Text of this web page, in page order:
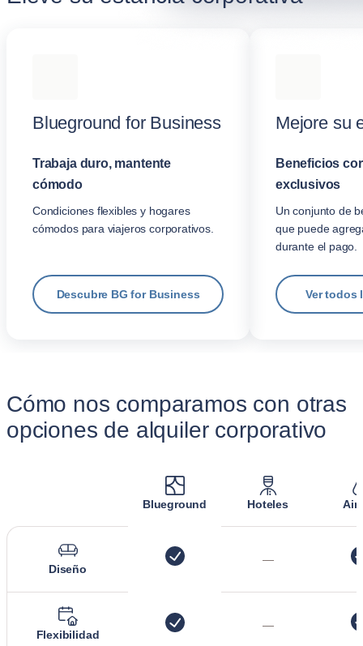
Blueground for Business
Trabaja duro, mantente
cómodo
Condiciones flexibles y hogares
cómodos para viajeros corporativos.
Descubre BG for Business
Mejore su
Beneficios
exclusivos
Un conjunto de
que puede
durante el pago.
Ver todos
Cómo nos comparamos con otras
opciones de alquiler corporativo
Blueground Hoteles
Diseño
—
Flexibilidad
—